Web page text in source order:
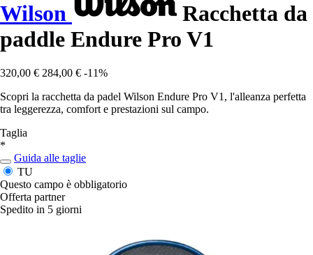
Wilson
Racchetta da
paddle Endure Pro V1
320,00 € 284,00 € -11%
Scopri la racchetta da padel Wilson Endure Pro V1, l'alleanza perfetta
tra leggerezza, comfort e prestazioni sul campo.
Taglia
*
Guida alle taglie
TU
Questo campo è obbligatorio
Offerta partner
Spedito in 5 giorni